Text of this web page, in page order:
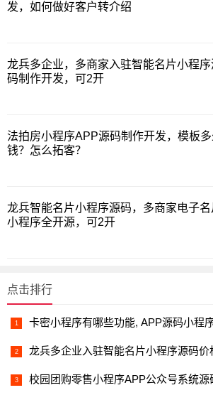
发，如何做好客户转介绍
龙兵多企业，多商家入驻智能名片小程序
码制作开发，可2开
法拍房小程序APP源码制作开发，模板多
钱？怎么拓客？
龙兵智能名片小程序源码，多商家电子名
小程序全开源，可2开
点击排行
卡密小程序有哪些功能, APP源码小程序源码
龙兵多企业入驻智能名片小程序源码价格，
校园团购零售小程序APP公众号系统源